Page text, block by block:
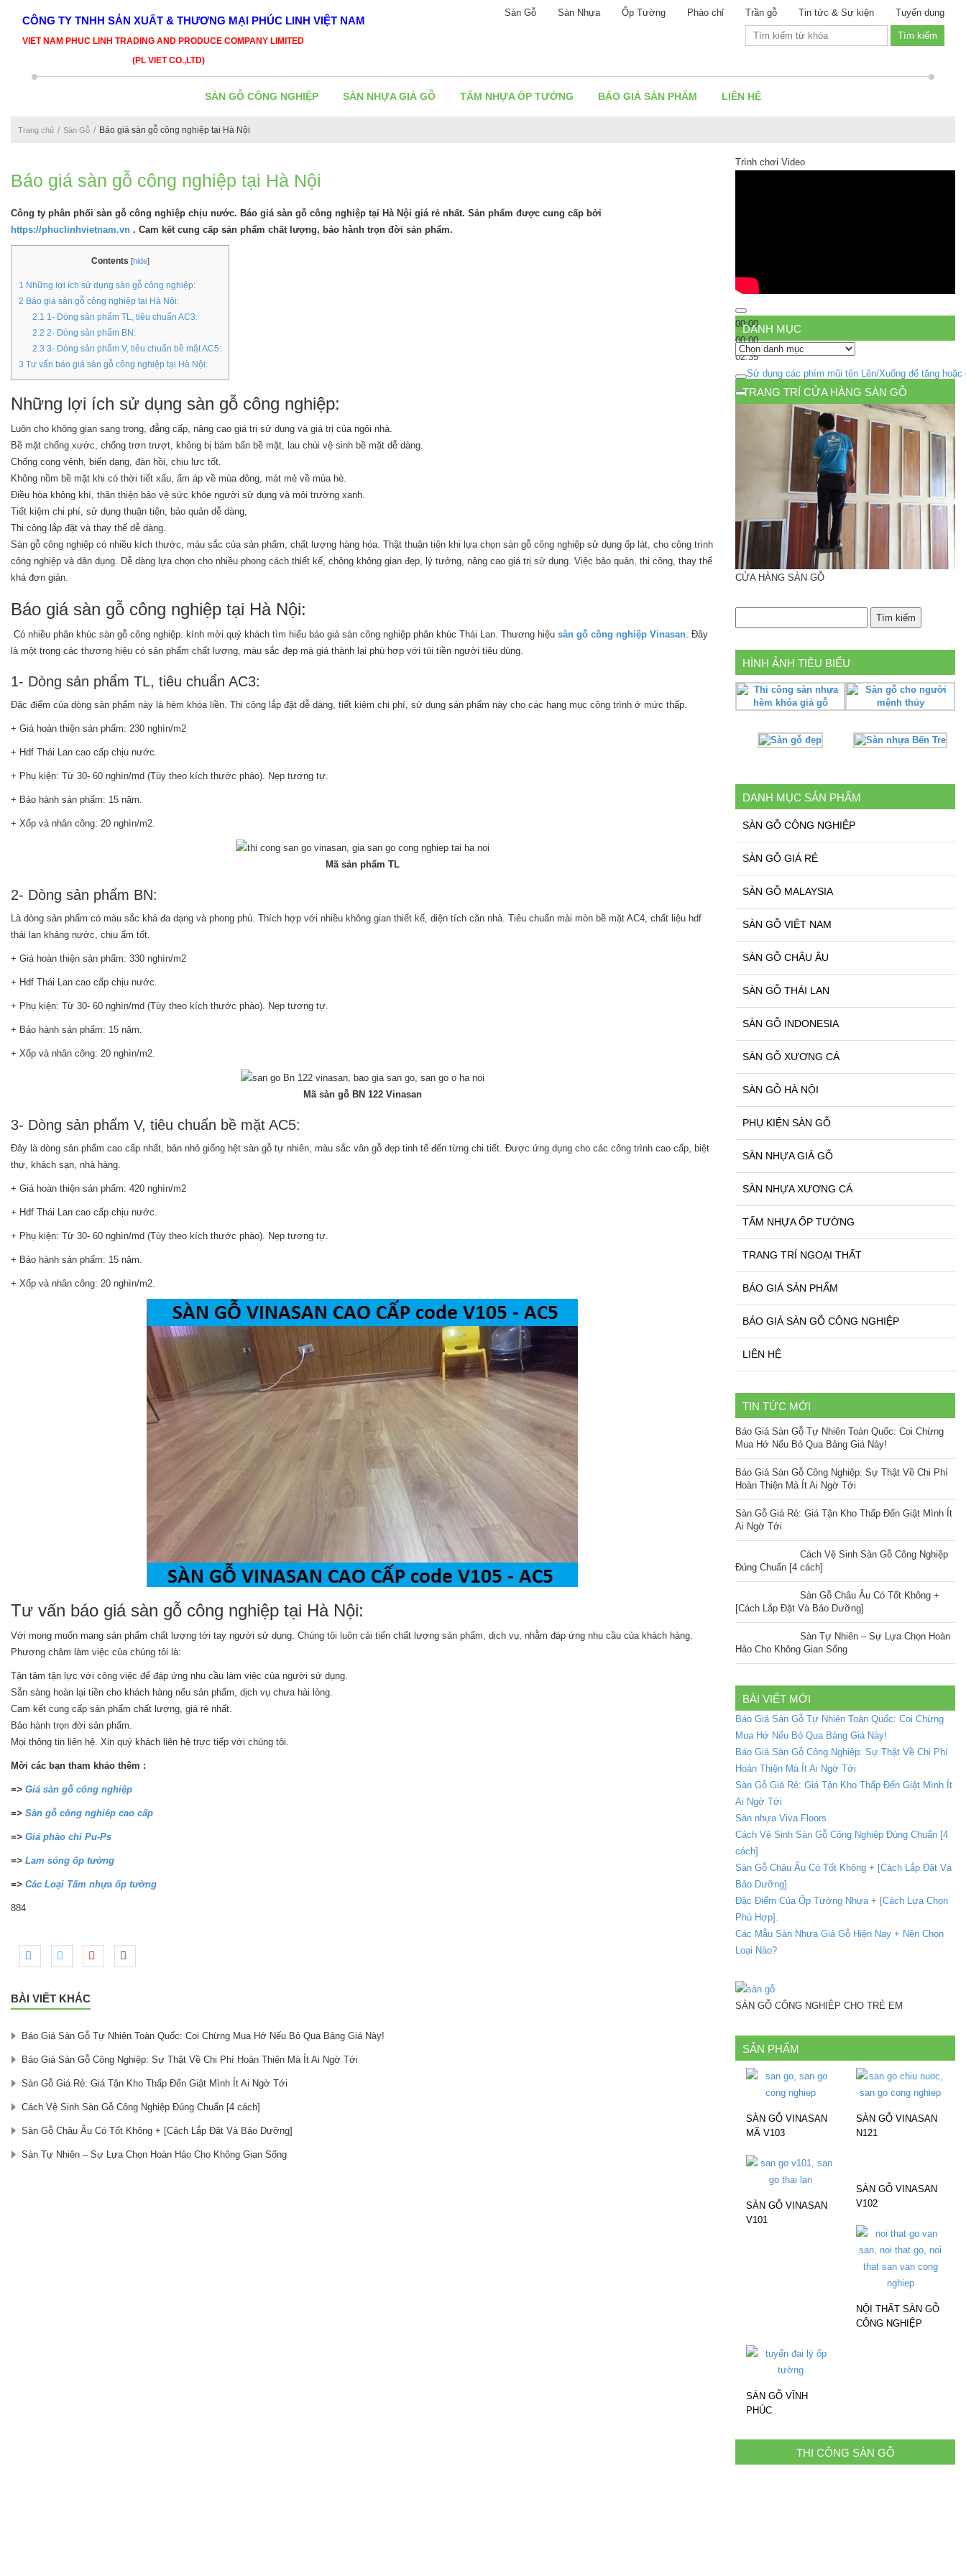
Sàn Gỗ Sàn Nhựa Ốp Tường Phào chỉ Trần gỗ Tin tức & Sự kiện Tuyển dụng
CÔNG TY TNHH SẢN XUẤT & THƯƠNG MẠI PHÚC LINH VIỆT NAM
VIET NAM PHUC LINH TRADING AND PRODUCE COMPANY LIMITED
(PL VIET CO.,LTD)
SÀN GỖ CÔNG NGHIỆP SÀN NHỰA GIẢ GỖ TẤM NHỰA ỐP TƯỜNG BÁO GIÁ SẢN PHẨM LIÊN HỆ
Trang chủ Sàn Gỗ Báo giá sàn gỗ công nghiệp tại Hà Nội
Báo giá sàn gỗ công nghiệp tại Hà Nội
Công ty phân phối sàn gỗ công nghiệp chịu nước. Báo giá sàn gỗ công nghiệp tại Hà Nội giá rẻ nhất. Sản phẩm được cung cấp bởi
https://phuclinhvietnam.vn . Cam kết cung cấp sản phẩm chất lượng, bảo hành trọn đời sản phẩm.
Contents [hide]
1 Những lợi ích sử dụng sàn gỗ công nghiệp:
2 Báo giá sàn gỗ công nghiệp tại Hà Nội:
2.1 1- Dòng sản phẩm TL, tiêu chuẩn AC3:
2.2 2- Dòng sản phẩm BN:
2.3 3- Dòng sản phẩm V, tiêu chuẩn bề mặt AC5:
3 Tư vấn báo giá sàn gỗ công nghiệp tại Hà Nội:
Những lợi ích sử dụng sàn gỗ công nghiệp:
Luôn cho không gian sang trọng, đẳng cấp, nâng cao giá trị sử dụng và giá trị của ngôi nhà.
Bề mặt chống xước, chống trơn trượt, không bị bám bẩn bề mặt, lau chùi vệ sinh bề mặt dễ dàng.
Chống cong vênh, biến dạng, đàn hồi, chịu lực tốt.
Không nồm bề mặt khi có thời tiết xấu, ấm áp về mùa đông, mát mẻ về mùa hè.
Điều hòa không khí, thân thiện bảo vệ sức khỏe người sử dụng và môi trường xanh.
Tiết kiệm chi phí, sử dụng thuận tiện, bảo quản dễ dàng,
Thi công lắp đặt và thay thế dễ dàng.
Sàn gỗ công nghiệp có nhiều kích thước, màu sắc của sản phẩm, chất lượng hàng hóa. Thật thuận tiện khi lựa chọn sàn gỗ công nghiệp sử dụng ốp lát, cho công trình
công nghiệp và dân dụng. Dễ dàng lựa chọn cho nhiều phong cách thiết kế, chông không gian đẹp, lý tưởng, nâng cao giá trị sử dụng. Việc bảo quản, thi công, thay thế
khá đơn giản.
Báo giá sàn gỗ công nghiệp tại Hà Nội:
Có nhiều phân khúc sàn gỗ công nghiệp. kính mời quý khách tìm hiểu báo giá sàn công nghiệp phân khúc Thái Lan. Thương hiệu sàn gỗ công nghiệp Vinasan. Đây
là một trong các thương hiệu có sản phẩm chất lượng, màu sắc đẹp mà giá thành lại phù hợp với túi tiền người tiêu dùng.
1- Dòng sản phẩm TL, tiêu chuẩn AC3:
Đặc điểm của dòng sản phẩm này là hèm khóa liền. Thi công lắp đặt dễ dàng, tiết kiệm chi phí, sử dụng sản phẩm này cho các hạng mục công trình ở mức thấp.
+ Giá hoàn thiện sản phẩm: 230 nghìn/m2
+ Hdf Thái Lan cao cấp chịu nước.
+ Phụ kiện: Từ 30- 60 nghìn/md (Tùy theo kích thước phào). Nẹp tương tự.
+ Bảo hành sản phẩm: 15 năm.
+ Xốp và nhân công: 20 nghìn/m2.
Mã sản phẩm TL
2- Dòng sản phẩm BN:
Là dòng sản phẩm có màu sắc khá đa dạng và phong phú. Thích hợp với nhiều không gian thiết kế, diện tích căn nhà. Tiêu chuẩn mài mòn bề mặt AC4, chất liệu hdf
thái lan kháng nước, chịu ẩm tốt.
+ Giá hoàn thiện sản phẩm: 330 nghìn/m2
+ Hdf Thái Lan cao cấp chịu nước.
+ Phụ kiện: Từ 30- 60 nghìn/md (Tùy theo kích thước phào). Nẹp tương tự.
+ Bảo hành sản phẩm: 15 năm.
+ Xốp và nhân công: 20 nghìn/m2.
Mã sàn gỗ BN 122 Vinasan
3- Dòng sản phẩm V, tiêu chuẩn bề mặt AC5:
Đây là dòng sản phẩm cao cấp nhất, bản nhỏ giống hệt sàn gỗ tự nhiên, màu sắc vân gỗ đẹp tinh tế đến từng chi tiết. Được ứng dụng cho các công trình cao cấp, biệt
thự, khách sạn, nhà hàng.
+ Giá hoàn thiện sản phẩm: 420 nghìn/m2
+ Hdf Thái Lan cao cấp chịu nước.
+ Phụ kiện: Từ 30- 60 nghìn/md (Tùy theo kích thước phào). Nẹp tương tự.
+ Bảo hành sản phẩm: 15 năm.
+ Xốp và nhân công: 20 nghìn/m2.
Tư vấn báo giá sàn gỗ công nghiệp tại Hà Nội:
Với mong muốn mang sản phẩm chất lượng tới tay người sử dụng. Chúng tôi luôn cải tiến chất lượng sản phẩm, dịch vụ, nhằm đáp ứng nhu cầu của khách hàng.
Phương châm làm việc của chúng tôi là:
Tận tâm tận lực với công việc để đáp ứng nhu cầu làm việc của người sử dụng.
Sẵn sàng hoàn lại tiền cho khách hàng nếu sản phẩm, dịch vụ chưa hài lòng.
Cam kết cung cấp sản phẩm chất lượng, giá rẻ nhất.
Bảo hành trọn đời sản phẩm.
Mọi thông tin liên hệ. Xin quý khách liên hệ trực tiếp với chúng tôi.
Mời các bạn tham khảo thêm :
=> Giá sàn gỗ công nghiệp
=> Sàn gỗ công nghiêp cao cấp
=> Giá phào chỉ Pu-Ps
=> Lam sóng ốp tường
=> Các Loại Tấm nhựa ốp tường
884
BÀI VIẾT KHÁC
Báo Giá Sàn Gỗ Tự Nhiên Toàn Quốc: Coi Chừng Mua Hớ Nếu Bỏ Qua Bảng Giá Này!
Báo Giá Sàn Gỗ Công Nghiệp: Sự Thật Về Chi Phí Hoàn Thiện Mà Ít Ai Ngờ Tới
Sàn Gỗ Giá Rẻ: Giá Tận Kho Thấp Đến Giật Mình Ít Ai Ngờ Tới
Cách Vệ Sinh Sàn Gỗ Công Nghiệp Đúng Chuẩn [4 cách]
Sàn Gỗ Châu Âu Có Tốt Không + [Cách Lắp Đặt Và Bảo Dưỡng]
Sàn Tự Nhiên – Sự Lựa Chọn Hoàn Hảo Cho Không Gian Sống
Trình chơi Video
00:00
00:00
02:35
Sử dụng các phím mũi tên Lên/Xuống để tăng
DANH MỤC
Danh
TRANG TRÍ CỬA HÀNG SÀN GỖ
CỬA HÀNG SÀN GỖ
HÌNH ẢNH TIÊU BIỂU
DANH MỤC SẢN PHẨM
SÀN GỖ CÔNG NGHIỆP
SÀN GỖ GIÁ RẺ
SÀN GỖ MALAYSIA
SÀN GỖ VIỆT NAM
SÀN GỖ CHÂU ÂU
SÀN GỖ THÁI LAN
SÀN GỖ INDONESIA
SÀN GỖ XƯƠNG CÁ
SÀN GỖ HÀ NỘI
PHỤ KIỆN SÀN GỖ
SÀN NHỰA GIẢ GỖ
SÀN NHỰA XƯƠNG CÁ
TẤM NHỰA ỐP TƯỜNG
TRANG TRÍ NGOẠI THẤT
BÁO GIÁ SẢN PHẨM
BÁO GIÁ SÀN GỖ CÔNG NGHIỆP
LIÊN HỆ
TIN TỨC MỚI
Báo Giá Sàn Gỗ Tự Nhiên Toàn Quốc: Coi Chừng
Mua Hớ Nếu Bỏ Qua Bảng Giá Này!
Báo Giá Sàn Gỗ Công Nghiệp: Sự Thật Về Chi Phí
Hoàn Thiện Mà Ít Ai Ngờ Tới
Sàn Gỗ Giá Rẻ: Giá Tận Kho Thấp Đến Giật Mình Ít
Ai Ngờ Tới
Cách Vệ Sinh Sàn Gỗ Công Nghiệp
Đúng Chuẩn [4 cách]
Sàn Gỗ Châu Âu Có Tốt Không +
[Cách Lắp Đặt Và Bảo Dưỡng]
Sàn Tự Nhiên – Sự Lựa Chọn Hoàn
Hảo Cho Không Gian Sống
BÀI VIẾT MỚI
Báo Giá Sàn Gỗ Tự Nhiên Toàn Quốc: Coi Chừng
Mua Hớ Nếu Bỏ Qua Bảng Giá Này!
Báo Giá Sàn Gỗ Công Nghiệp: Sự Thật Về Chi Phí
Hoàn Thiện Mà Ít Ai Ngờ Tới
Sàn Gỗ Giá Rẻ: Giá Tận Kho Thấp Đến Giật Mình Ít
Ai Ngờ Tới
Sàn nhựa Viva Floors
Cách Vệ Sinh Sàn Gỗ Công Nghiệp Đúng Chuẩn [4
cách]
Sàn Gỗ Châu Âu Có Tốt Không + [Cách Lắp Đặt Và
Bảo Dưỡng]
Đặc Điểm Của Ốp Tường Nhựa + [Cách Lựa Chọn
Phù Hợp].
Các Mẫu Sàn Nhựa Giả Gỗ Hiện Nay + Nên Chọn
Loại Nào?
SÀN GỖ CÔNG NGHIỆP CHO TRẺ EM
SẢN PHẨM
SÀN GỖ VINASAN
MÃ V103
SÀN GỖ VINASAN
N121
SÀN GỖ VINASAN
V101
SÀN GỖ VINASAN
V102
NỘI THẤT SÀN GỖ
CÔNG NGHIỆP
SÀN GỖ VĨNH
PHÚC
THI CÔNG SÀN GỖ